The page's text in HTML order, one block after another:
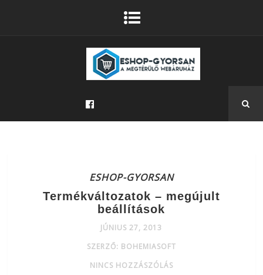
ESHOP-GYORSAN
Termékváltozatok – megújult
beállítások
JÚNIUS 27, 2013
SZERZŐ: BOHEMIASOFT
NINCS HOZZÁSZÓLÁS